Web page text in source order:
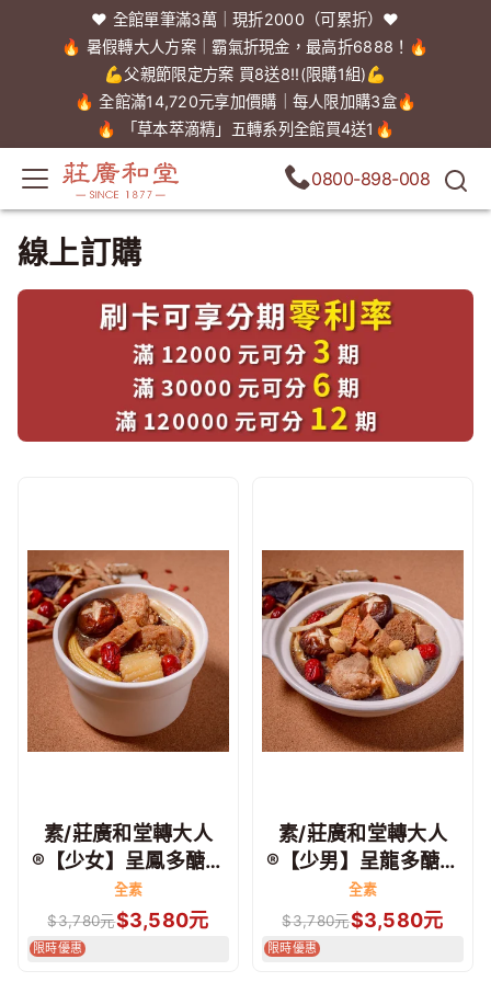
❤️ 全館單筆滿3萬｜現折2000（可累折）❤️
🔥 暑假轉大人方案｜霸氣折現金，最高折6888！🔥
💪父親節限定方案 買8送8!!(限購1組)💪
🔥 全館滿14,720元享加價購｜每人限加購3盒🔥
🔥 「草本萃滴精」五轉系列全館買4送1🔥
0800-898-008
線上訂購
素/莊廣和堂轉大人
®【少女】呈鳳多醣草
本燉湯
全素
$3,780元$3,580元
限時優惠
素/莊廣和堂轉大人
®【少男】呈龍多醣草
本燉湯
全素
$3,780元$3,580元
限時優惠